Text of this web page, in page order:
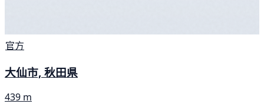
官方
大仙市, 秋田県
439 m